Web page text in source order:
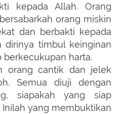
kepada Allah. Orang
orang miskin
dan berbakti kepada
dirinya timbul keinginan
harta.
orang cantik dan jelek
Semua diuji dengan
siapakah yang siap
Inilah yang membuktikan